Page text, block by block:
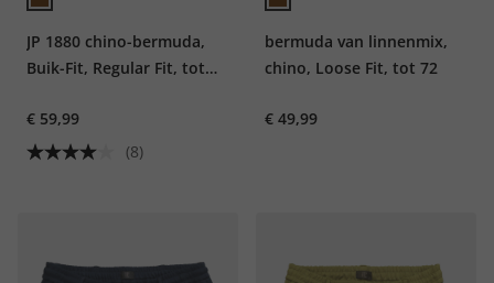
JP 1880 chino-bermuda,
Buik-Fit, Regular Fit, tot
€ 59,99
(8)
bermuda van linnenmix,
chino, Loose Fit, tot 72
€ 49,99